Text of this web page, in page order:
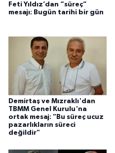
Feti Yıldız’dan “süreç”
mesajı: Bugün tarihi bir gün
Demirtaş ve Mızraklı'dan
TBMM Genel Kurulu'na
ortak mesaj: "Bu süreç ucuz
pazarlıkların süreci
değildir"